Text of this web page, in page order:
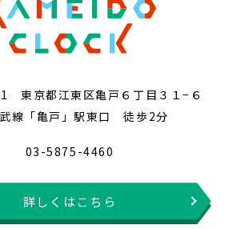
東京都江東区亀戸６丁目３１−６
線「亀戸」駅東口 徒歩2分
03-5875-4460
詳しくはこちら